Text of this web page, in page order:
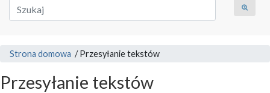
Strona domowa /Przesyłanie tekstów
Przesyłanie tekstów